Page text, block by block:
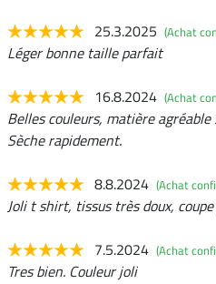
25.3.2025 (Achat
Léger bonne taille parfait
16.8.2024 (Achat
Belles couleurs, matière
Sèche rapidement.
8.8.2024 (Achat
Joli t shirt, tissus très doux,
7.5.2024 (Achat
Tres bien. Couleur joli